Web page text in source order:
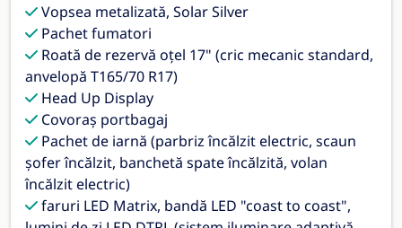
Vopsea metalizată, Solar Silver
Pachet fumatori
Roată de rezervă oțel 17" (cric mecanic standard,
anvelopă T165/70 R17)
Head Up Display
Covoraș portbagaj
Pachet de iarnă (parbriz încălzit electric, scaun
șofer încălzit, banchetă spate încălzită, volan
încălzit electric)
faruri LED Matrix, bandă LED "coast to coast",